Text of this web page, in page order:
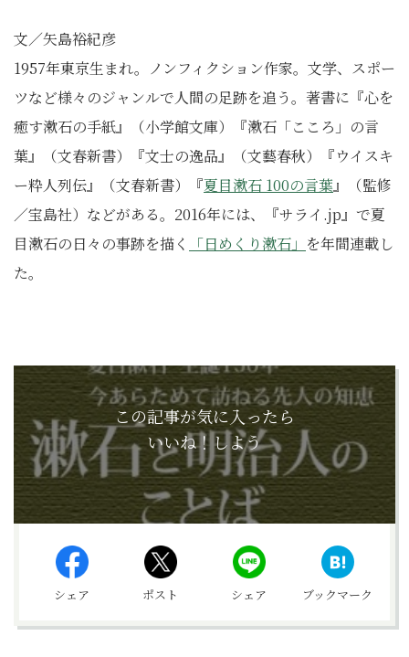
文／矢島裕紀彦
1957年東京生まれ。ノンフィクション作家。文学、スポー
ツなど様々のジャンルで人間の足跡を追う。著書に『心を
癒す漱石の手紙』（小学館文庫）『漱石「こころ」の言
葉』（文春新書）『文士の逸品』（文藝春秋）『ウイスキ
ー粋人列伝』（文春新書）『夏目漱石 100の言葉』（監修
／宝島社）などがある。2016年には、『サライ.jp』で夏
目漱石の日々の事跡を描く
「日めくり漱石」 を年間連載し
た。
この記事が気に入ったら
いいね！しよう
シェア ポスト シェア ブックマーク